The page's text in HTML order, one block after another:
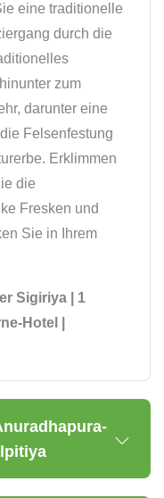
eine traditionelle
durch die
zum
darunter eine
Felsenfestung
Erklimmen
die
Fresken und
Sie in Ihrem
Sigiriya | 1
Hotel |